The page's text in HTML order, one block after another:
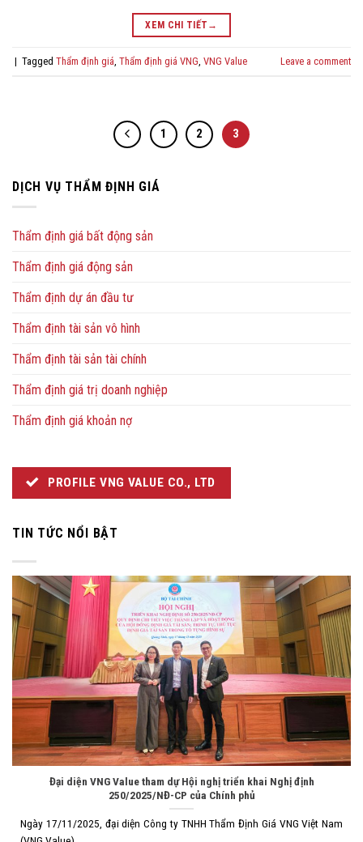
XEM CHI TIẾT →
| Tagged Thẩm định giá Thẩm định giá VNG VNG Value Leave a comment
1 2 3
DỊCH VỤ THẨM ĐỊNH GIÁ
Thẩm định giá bất động sản
Thẩm định giá động sản
Thẩm định dự án đầu tư
Thẩm định tài sản vô hình
Thẩm định tài sản tài chính
Thẩm định giá trị doanh nghiệp
Thẩm định giá khoản nợ
PROFILE VNG VALUE CO., LTD
TIN TỨC NỔI BẬT
Đại diện VNG Value tham dự Hội nghị triển khai Nghị định
250/2025/NĐ-CP của Chính phủ
Ngày 17/11/2025, đại diện Công ty TNHH Thẩm Định Giá VNG Việt Nam